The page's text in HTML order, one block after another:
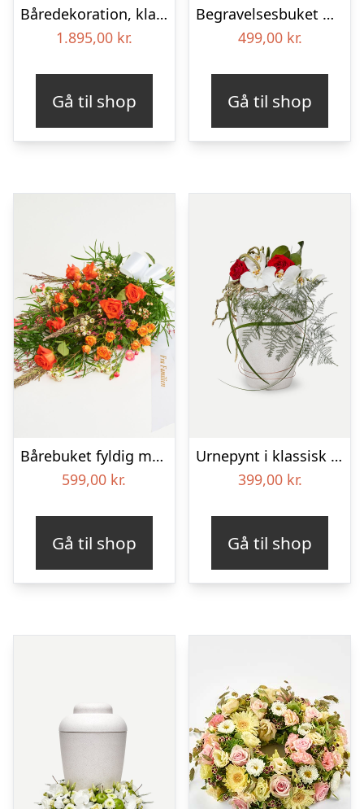
Båredekoration, klassisk – Blomster til begravelse
1.895,00 kr.
Gå til shop
Begravelses­buket med iris
499,00 kr.
Gå til shop
Bårebuket fyldig med bånd
599,00 kr.
Gå til shop
Urnepynt i klassisk stil – rød og hvid
399,00 kr.
Gå til shop